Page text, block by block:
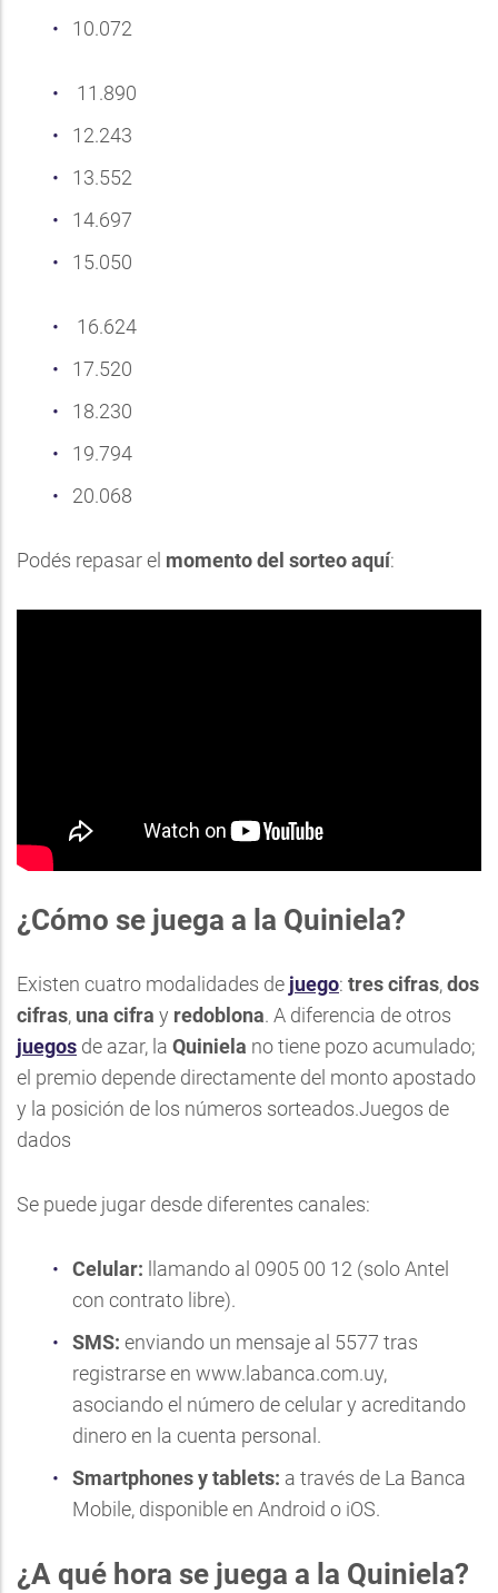
10.072
11.890
12.243
13.552
14.697
15.050
16.624
17.520
18.230
19.794
20.068
Podés repasar el momento del sorteo aquí:
¿Cómo se juega a la Quiniela?
Existen cuatro modalidades de juego: tres cifras,dos
cifras, una cifra y redoblona. A diferencia de otros
juegos de azar, la Quiniela no tiene pozo acumulado;
el premio depende directamente del monto apostado
y la posición de los números sorteados.Juegos de
dados
Se puede jugar desde diferentes canales:
Celular: llamando al 0905 00 12 (solo Antel
con contrato libre).
SMS: enviando un mensaje al 5577 tras
registrarse en www.labanca.com.uy,
asociando el número de celular y acreditando
dinero en la cuenta personal.
Smartphones y tablets: a través de La Banca
Mobile, disponible en Android o iOS.
¿A qué hora se juega a la Quiniela?